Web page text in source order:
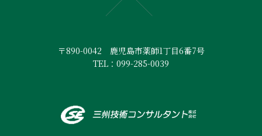
〒890-0042 鹿児島市薬師1丁目6番7号
TEL：099-285-0039